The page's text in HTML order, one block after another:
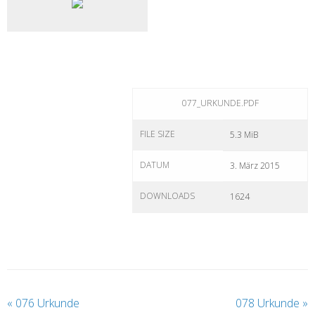
077_URKUNDE.PDF
FILE SIZE 5.3 MiB
DATUM 3. März 2015
DOWNLOADS 1624
« 076 Urkunde 078 Urkunde »